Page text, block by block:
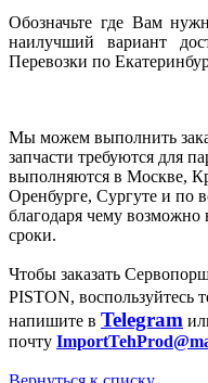
Обозначьте где Вам
наилучший вариант
Перевозки по
Мы можем выполнить
запчасти требуются для
выполняются в Москве,
Оренбурге, Сургуте и по
благодаря чему возможно
сроки.
Чтобы заказать
PISTON, воспользуйтесь
напишите в Telegram
почту